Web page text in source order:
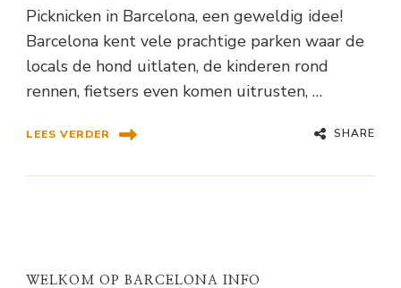
Picknicken in Barcelona, een geweldig idee!
Barcelona kent vele prachtige parken waar de
locals de hond uitlaten, de kinderen rond
rennen, fietsers even komen uitrusten, …
LEES VERDER SHARE
WELKOM OP BARCELONA INFO